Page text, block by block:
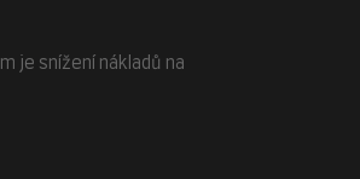
je snížení nákladů na